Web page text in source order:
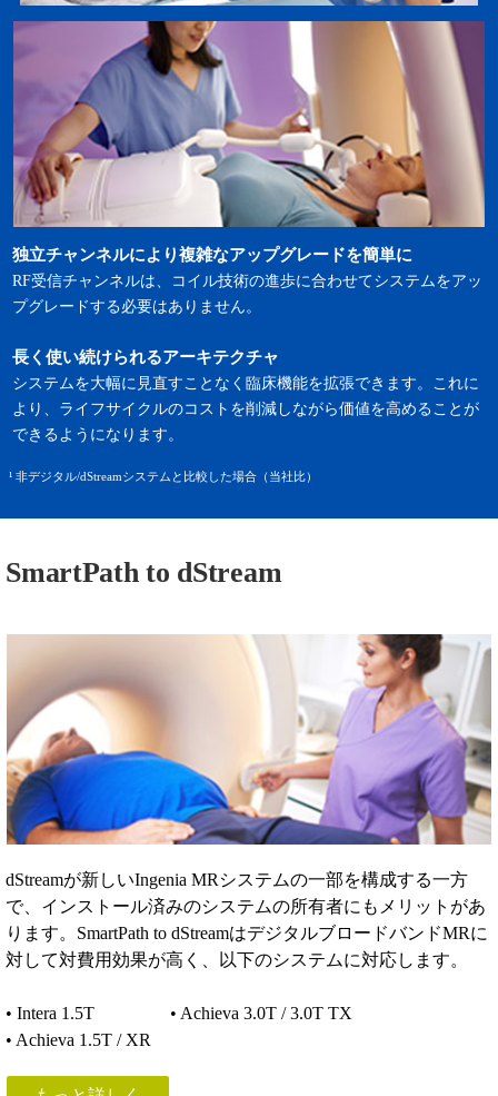
独立チャンネルにより複雑なアップグレードを簡単に
RF受信チャンネルは、コイル技術の進歩に合わせてシステムをアッ
プグレードする必要はありません。
長く使い続けられるアーキテクチャ
システムを大幅に見直すことなく臨床機能を拡張できます。これに
より、ライフサイクルのコストを削減しながら価値を高めることが
できるようになります。
¹ 非デジタル/dStreamシステムと比較した場合（当社比）
SmartPath to dStream
dStreamが新しいIngenia MRシステムの一部を構成する一方
で、インストール済みのシステムの所有者にもメリットがあ
ります。SmartPath to dStreamはデジタルブロードバンドMRに
対して対費用効果が高く、以下のシステムに対応します。
• Intera 1.5T • Achieva 3.0T / 3.0T TX
• Achieva 1.5T / XR